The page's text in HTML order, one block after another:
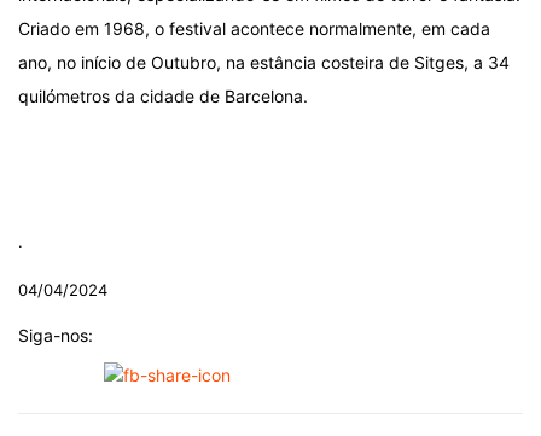
Criado em 1968, o festival acontece normalmente, em cada
ano, no início de Outubro, na estância costeira de Sitges, a 34
quilómetros da cidade de Barcelona.
.
04/04/2024
Siga-nos: